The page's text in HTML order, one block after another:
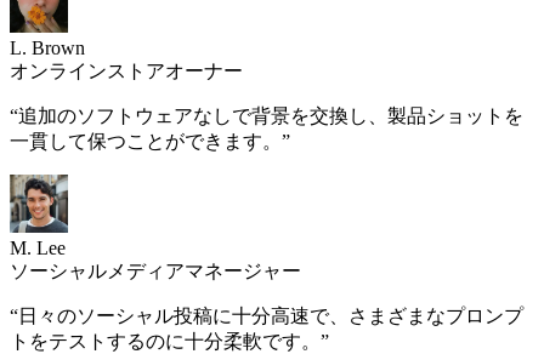
L. Brown
オンラインストアオーナー
“追加のソフトウェアなしで背景を交換し、製品ショットを
一貫して保つことができます。 ”
M. Lee
ソーシャルメディアマネージャー
“日々のソーシャル投稿に十分高速で、さまざまなプロンプ
トをテストするのに十分柔軟です。 ”